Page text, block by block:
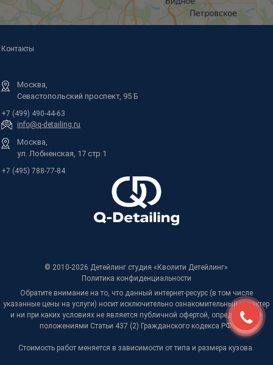
Контакты
Москва,
Севастопольский проспект, 95 Б
+7 (499) 490-44-63
info@q-detailing.ru
Москва,
ул. Лобненская, 17 стр.1
+7 (495) 788-77-84
© 2010-2026 Детейлинг студия «Кволити Детейлинг»
Политика конфиденциальности
Обратите внимание на то, что данный интернет-ресурс (в том числе
указанные цены на услуги) носит исключительно ознакомительный характер
и ни при каких условиях не является публичной офертой, определяемой
положениями Статьи 437 (2) Гражданского кодекса РФ.
Стоимость работ меняется в зависимости от типа и размера кузова.